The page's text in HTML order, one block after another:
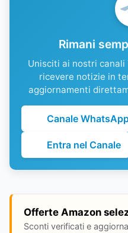
Rimani
Unisciti ai nostri canali
ricevere notizie in
aggiornamenti
Canale
Entra nel Canale
Offerte Amazon
Sconti verificati e